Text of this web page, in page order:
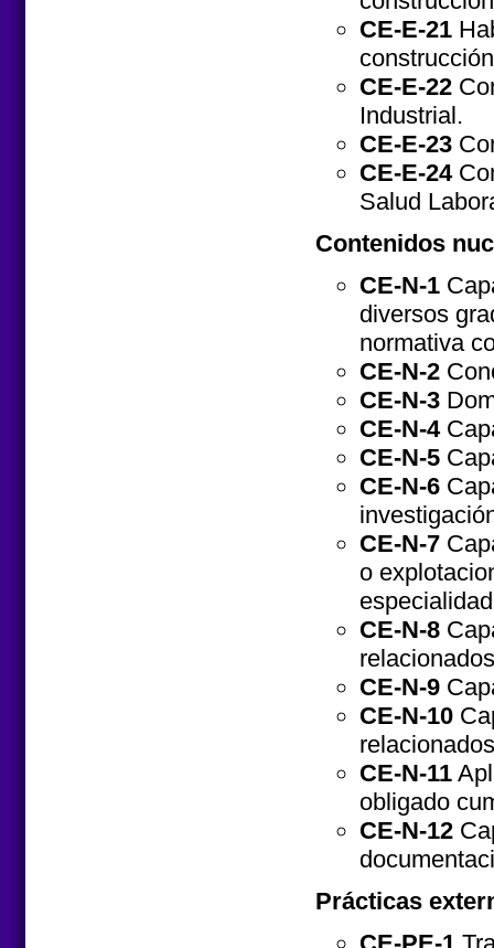
CE-E-21
CE-E-22
Industrial.
CE-E-23
CE-E-24
Salud
Contenidos
CE-N-1
diversos
normativa
CE-N-2
CE-N-3
CE-N-4
CE-N-5
CE-N-6
CE-N-7
o
CE-N-8
CE-N-9
CE-N-10
CE-N-11
obligado
CE-N-12
Prácticas